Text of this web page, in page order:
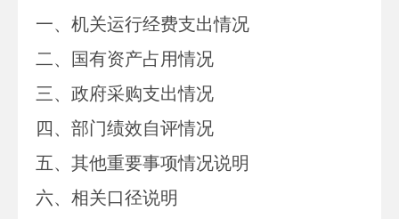
一、 机关运行经费支出情况
二、
国有资产占用情况
三、 政府采购支出情况
四、 部门绩效自评情况
五、 其他重要事项情况说明
六、相关口径说明